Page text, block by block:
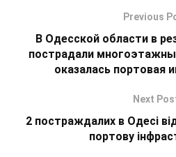
Previous
В Одесской области в
пострадали
оказалась портовая
Next
2 постраждалих в Одесі
портову